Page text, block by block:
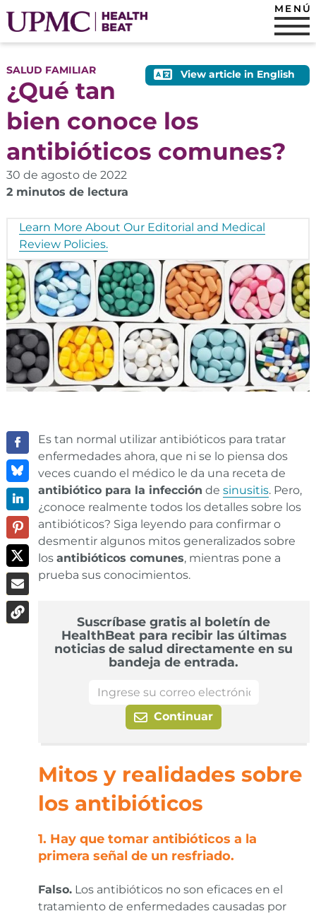
MENÚ
View article in English
SALUD FAMILIAR
¿Qué tan
bien conoce los
antibióticos comunes?
30 de agosto de 2022
2 minutos de lectura
Learn More About Our Editorial and Medical
Review Policies.
Es tan normal utilizar antibióticos para tratar
enfermedades ahora, que ni se lo piensa dos
veces cuando el médico le da una receta de
antibiótico para la infección de sinusitis. Pero,
¿conoce realmente todos los detalles sobre los
antibióticos? Siga leyendo para confirmar o
desmentir algunos mitos generalizados sobre
los antibióticos comunes, mientras pone a
prueba sus conocimientos.
Suscríbase gratis al boletín de
HealthBeat para recibir las últimas
noticias de salud directamente en su
bandeja de entrada.
Continuar
Mitos y realidades sobre
los antibióticos
1. Hay que tomar antibióticos a la
primera señal de un resfriado.
Falso.Los antibióticos no son eficaces en el
tratamiento de enfermedades causadas por